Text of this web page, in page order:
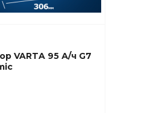
VARTA 95 А/ч G7